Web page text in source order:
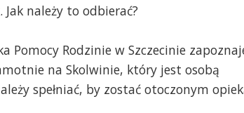
należy to odbierać?
Pomocy Rodzinie w Szczecinie
na Skolwinie, który jest osobą
spełniać, by zostać otoczonym